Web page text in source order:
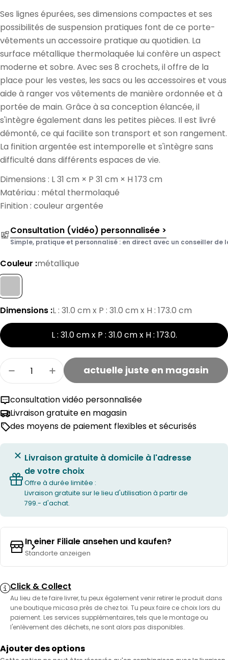
Ses lignes épurées, ses dimensions compactes et ses
possibilités de suspension pratiques font de ce porte-
vêtements un accessoire pratique au quotidien. La
surface métallique thermolaquée lui confère un aspect
moderne et sobre. Avec ses 8 crochets, il offre de la
place pour les vestes, les sacs ou les accessoires et vous
aide à ranger vos vêtements de manière ordonnée et à
portée de main. Grâce à sa conception élancée, il
s'intègre également dans les petites pièces. Il est livré
démonté, ce qui facilite son transport et son rangement.
La finition argentée est intemporelle et s'intègre sans
difficulté dans différents espaces de vie.
Dimensions : L 31 cm × P 31 cm × H 173 cm
Matériau : métal thermolaqué
Finition : couleur argentée
Consultation (vidéo) personnalisée >
Simple, pratique et personnalisé : en direct avec un conseiller de
Couleur :métallique
Dimensions :L : 31.0 cm x P : 31.0 cm x H : 173.0 cm
L : 31.0 cm x P : 31.0 cm x H : 173.0.
Quantité
Réduire la quantité pour le porte-vêtements
Augmenter la quantité de porte-
actuelle juste en magasin
consultation vidéo personnalisée
Livraison gratuite en magasin
des moyens de paiement flexibles et sécurisés
Livraison gratuite à domicile à l'adresse
de votre choix
Offre à durée limitée :
Livraison gratuite sur le lieu d'utilisation à partir de
799.- d'achat.
In einer Filiale ansehen und kaufen?
Standorte anzeigen
Click & Collect
Au lieu de te faire livrer, tu peux également venir retirer le produit dans
une boutique micasa près de chez toi. Tu peux faire ce choix lors du
paiement. Les services supplémentaires, tels que le montage ou
l'enlèvement des déchets, ne sont alors pas disponibles.
Ajouter des options